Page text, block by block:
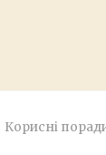
Корисні